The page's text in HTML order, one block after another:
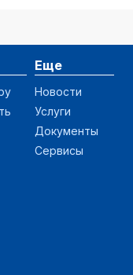
Еще
Новости
Услуги
Документы
Сервисы